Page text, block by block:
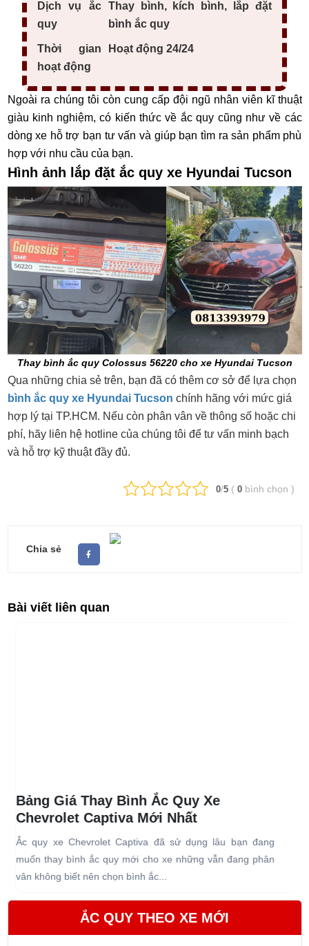
Dịch vụ ắc
quy
Thay bình, kích bình, lắp đặt
bình ắc quy
Thời gian
hoạt động
Hoạt động 24/24
Ngoài ra chúng tôi còn cung cấp đội ngũ nhân viên kĩ thuật
giàu kinh nghiệm, có kiến thức về ắc quy cũng như về các
dòng xe hỗ trợ bạn tư vấn và giúp bạn tìm ra sản phẩm phù
hợp với nhu cầu của bạn.
Hình ảnh lắp đặt ắc quy xe Hyundai Tucson
Thay bình ắc quy Colossus 56220 cho xe Hyundai Tucson
Qua những chia sẻ trên, bạn đã có thêm cơ sở để lựa chọn
bình ắc quy xe Hyundai Tucson chính hãng với mức giá
hợp lý tại TP.HCM. Nếu còn phân vân về thông số hoặc chi
phí, hãy liên hệ hotline của chúng tôi để tư vấn minh bạch
và hỗ trợ kỹ thuật đầy đủ.
0/5 ( 0 bình chọn )
Chia sẻ
Bài viết liên quan
Bảng Giá Thay Bình Ắc Quy Xe
Chevrolet Captiva Mới Nhất
Ắc quy xe Chevrolet Captiva đã sử dụng lâu bạn đang
muốn thay bình ắc quy mới cho xe những vẫn đang phân
vân không biết nên chọn bình ắc...
ẮC QUY THEO XE MỚI